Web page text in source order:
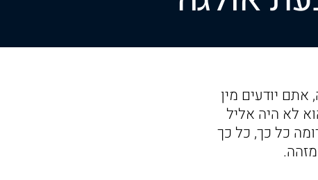
יודעים מין
לא היה אליל
כל כך, כל כך